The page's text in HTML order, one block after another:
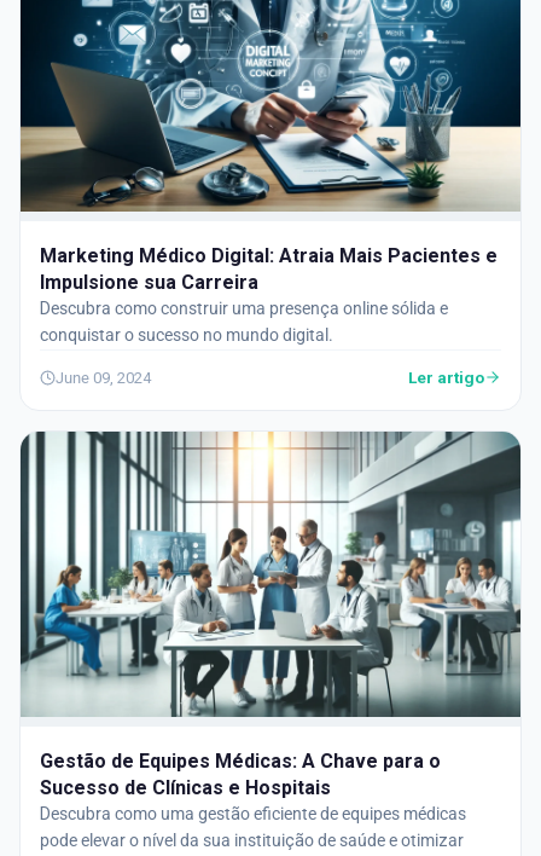
Marketing Médico Digital: Atraia Mais Pacientes e
Impulsione sua Carreira
Descubra como construir uma presença online sólida e
conquistar o sucesso no mundo digital.
June 09, 2024 Ler artigo
Gestão de Equipes Médicas: A Chave para o
Sucesso de Clínicas e Hospitais
Descubra como uma gestão eficiente de equipes médicas
pode elevar o nível da sua instituição de saúde e otimizar